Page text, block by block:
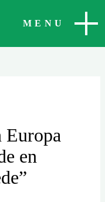
MENU
SLUITEN
Europa
en